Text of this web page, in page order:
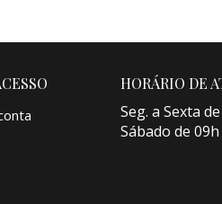
HORÁRIO DE
Seg. a Sexta
Sábado de